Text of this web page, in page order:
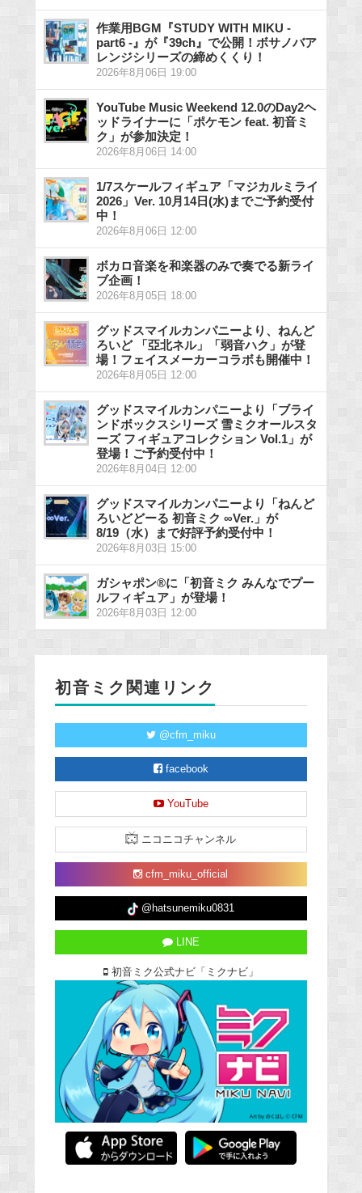
作業用BGM『STUDY WITH MIKU -
part6 -』が『39ch』で公開！ボサノバア
レンジシリーズの締めくくり！
2026年8月06日 19:00
YouTube Music Weekend 12.0のDay2ヘ
ッドライナーに「ポケモン feat. 初音ミ
ク」が参加決定！
2026年8月06日 14:00
1/7スケールフィギュア「マジカルミライ
2026」Ver. 10月14日(水)までご予約受付
中！
2026年8月06日 12:00
ボカロ音楽を和楽器のみで奏でる新ライ
ブ企画！
2026年8月05日 18:00
グッドスマイルカンパニーより、ねんど
ろいど 「亞北ネル」「弱音ハク」が登
場！フェイスメーカーコラボも開催中！
2026年8月05日 12:00
グッドスマイルカンパニーより「ブライ
ンドボックスシリーズ 雪ミクオールスタ
ーズ フィギュアコレクション Vol.1」が
登場！ご予約受付中！
2026年8月04日 12:00
グッドスマイルカンパニーより「ねんど
ろいどどーる 初音ミク ∞Ver.」が
8/19（水）まで好評予約受付中！
2026年8月03日 15:00
ガシャポン®に「初音ミク みんなでプー
ルフィギュア」が登場！
2026年8月03日 12:00
初音ミク関連リンク
@cfm_miku
facebook
YouTube
ニコニコチャンネル
cfm_miku_official
@hatsunemiku0831
LINE
初音ミク公式ナビ「ミクナビ」